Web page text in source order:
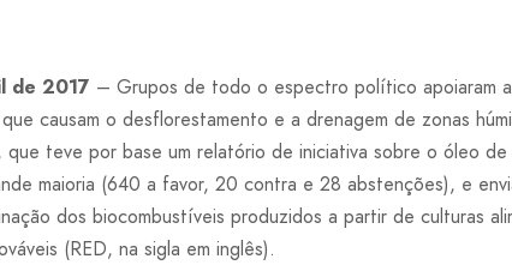
de 2017 – Grupos de todo o espectro político apoiaram
causam o desflorestamento e a drenagem de zonas
teve por base um relatório de iniciativa sobre o óleo de
maioria (640 a favor, 20 contra e 28 abstenções), e
dos biocombustíveis produzidos a partir de culturas
(RED, na sigla em inglês).